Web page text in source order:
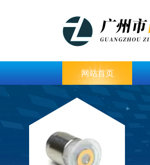
网站首页